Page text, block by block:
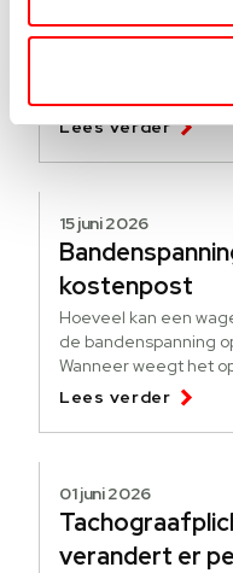
[update]
Een nieuwe regeling
Lees verder
15 juni 2026
kostenpost
Hoeveel kan een
de bandenspanning
Wanneer weegt het
bijhouden?
Lees verder
01 juni 2026
verandert er